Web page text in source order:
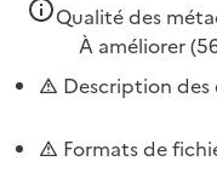
Qualité des
À améliorer
Description des
Formats de